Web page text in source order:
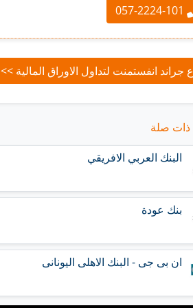
جراند انفستمنت لتداول الاوراق المالية >>
ذات صلة
البنك العربي الافريقي
بنك عودة
ان بى جى - البنك الاهلى اليونانى